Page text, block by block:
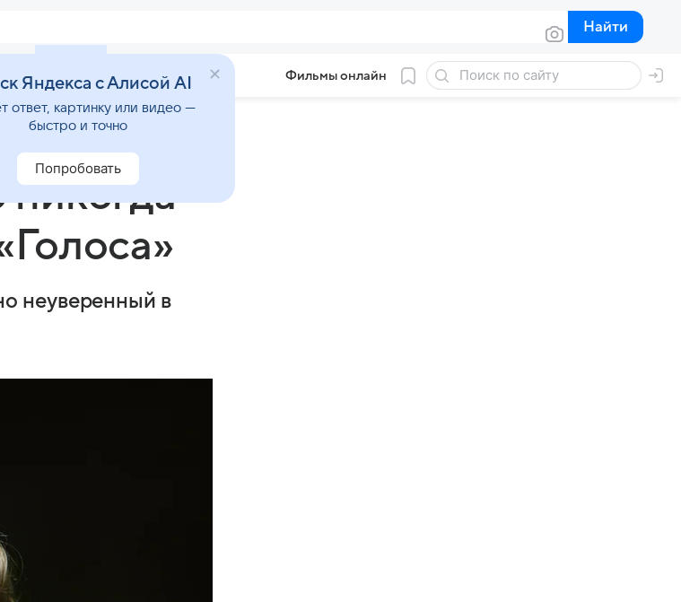
Найти
Найти
Звезды Фильмы онлайн
никогда
неуверенный в
Яндекса с Алисой AI
ответ, картинку или видео —
быстро и точно
Попробовать